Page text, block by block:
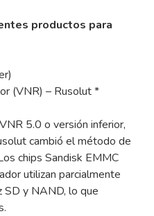
productos para
(VNR) – Rusolut *
5.0 o versión inferior,
cambió el método de
chips Sandisk EMMC
utilizan parcialmente
SD y NAND, lo que